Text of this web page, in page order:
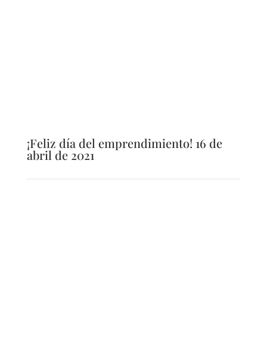
¡Feliz día del emprendimiento! 16 de
abril de 2021